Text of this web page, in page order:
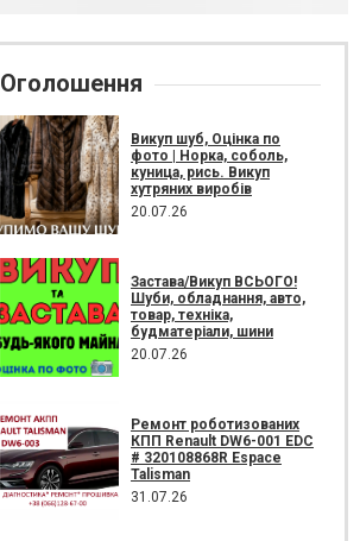
Оголошення
Викуп шуб, Оцінка по
фото | Норка, соболь,
куница, рись. Викуп
хутряних виробів
20.07.26
Застава/Викуп ВСЬОГО!
Шуби, обладнання, авто,
товар, техніка,
будматеріали, шини
20.07.26
Ремонт роботизованих
КПП Renault DW6-001 EDC
# 320108868R Espace
Talisman
31.07.26